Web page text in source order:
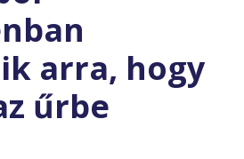
arra, hogy
űrbe